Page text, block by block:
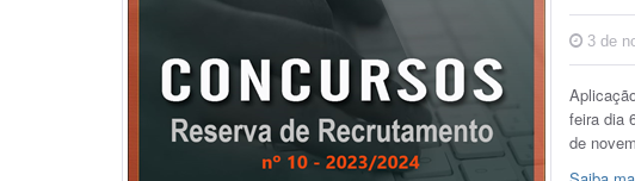
3 de
feira dia
de